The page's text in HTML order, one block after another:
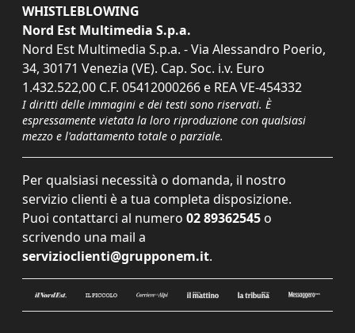
WHISTLEBLOWING
Nord Est Multimedia S.p.a.
Nord Est Multimedia S.p.a. - Via Alessandro Poerio,
34, 30171 Venezia (VE). Cap. Soc. i.v. Euro
1.432.522,00 C.F. 05412000266 e REA VE-454332
I diritti delle immagini e dei testi sono riservati. È
espressamente vietata la loro riproduzione con qualsiasi
mezzo e l'adattamento totale o parziale.
Per qualsiasi necessità o domanda, il nostro
servizio clienti è a tua completa disposizione.
Puoi contattarci al numero 02 89362545 o
scrivendo una mail a
servizioclienti@grupponem.it.